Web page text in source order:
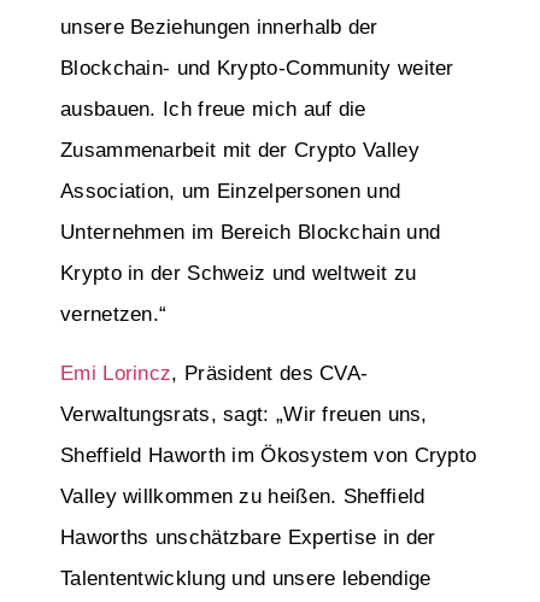
unsere Beziehungen innerhalb der
Blockchain- und Krypto-Community weiter
ausbauen. Ich freue mich auf die
Zusammenarbeit mit der Crypto Valley
Association, um Einzelpersonen und
Unternehmen im Bereich Blockchain und
Krypto in der Schweiz und weltweit zu
vernetzen.“
Emi Lorincz, Präsident des CVA-
Verwaltungsrats, sagt: „Wir freuen uns,
Sheffield Haworth im Ökosystem von Crypto
Valley willkommen zu heißen. Sheffield
Haworths unschätzbare Expertise in der
Talententwicklung und unsere lebendige